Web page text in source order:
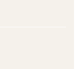
草の約２～４倍で
き、便通も整えて